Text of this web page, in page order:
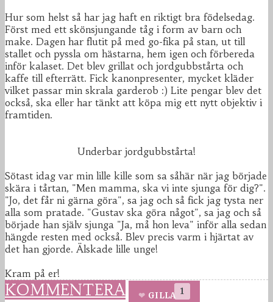
Hur som helst så har jag haft en riktigt bra födelsedag.
Först med ett skönsjungande tåg i form av barn och
make. Dagen har flutit på med go-fika på stan, ut till
stallet och pyssla om hästarna, hem igen och förbereda
inför kalaset. Det blev grillat och jordgubbstårta och
kaffe till efterrätt. Fick kanonpresenter, mycket kläder
vilket passar min skrala garderob :) Lite pengar blev det
också, ska eller har tänkt att köpa mig ett nytt objektiv i
framtiden.
Underbar jordgubbstårta!
Sötast idag var min lille kille som sa såhär när jag började
skära i tårtan, "Men mamma, ska vi inte sjunga för dig?".
"Jo, det får ni gärna göra", sa jag och så fick jag tysta ner
alla som pratade. "Gustav ska göra något", sa jag och så
började han själv sjunga "Ja, må hon leva" inför alla sedan
hängde resten med också. Blev precis varm i hjärtat av
det han gjorde. Älskade lille unge!
Kram på er!
KOMMENTERA 1
GILLA